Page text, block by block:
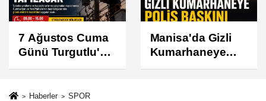
Manisa'da Gizli
Kumarhaneye
Polis Baskını
Turgutlu
Belediyespor'un
Fikstürü Belli
Haberler SPOR